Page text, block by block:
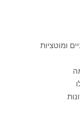
ומוטציות